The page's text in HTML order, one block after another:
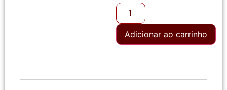
Adicionar ao carrinho